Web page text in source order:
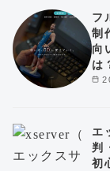
フ
制
向
は
エ
判
初